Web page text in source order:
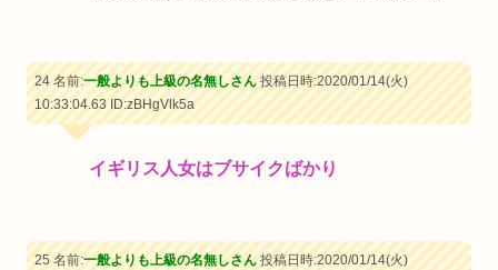
24 名前:一般よりも上級の名無しさん投稿日時:2020/01/14(火)
10:33:04.63ID:zBHgVlk5a
イギリス人女はブサイクばかり
25 名前:一般よりも上級の名無しさん投稿日時:2020/01/14(火)